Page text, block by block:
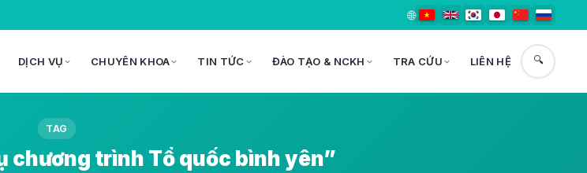
🌐
DỊCH VỤ CHUYÊN KHOA TIN TỨC ĐÀO TẠO & NCKH TRA CỨU LIÊN HỆ 🔍
TAG
chương trình Tổ quốc bình yên”